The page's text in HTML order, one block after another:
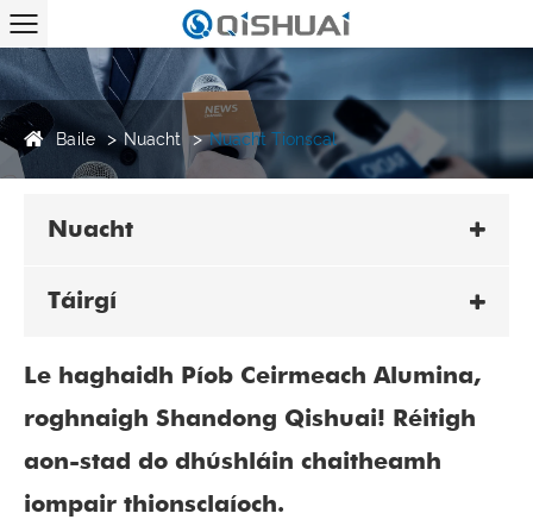
Baile Nuacht Nuacht Tionscal
Nuacht
Táirgí
Le haghaidh Píob Ceirmeach Alumina,
roghnaigh Shandong Qishuai! Réitigh
aon-stad do dhúshláin chaitheamh
iompair thionsclaíoch.